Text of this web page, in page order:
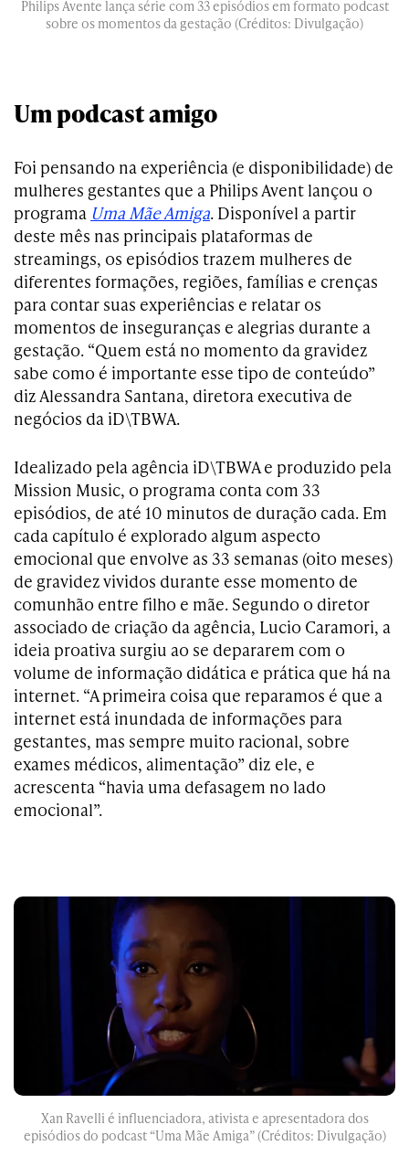
Philips Avente lança série com 33 episódios em formato podcast
sobre os momentos da gestação (Créditos: Divulgação)
Um podcast amigo
Foi pensando na experiência (e disponibilidade) de
mulheres gestantes que a Philips Avent lançou o
programa Uma Mãe Amiga. Disponível a partir
deste mês nas principais plataformas de
streamings, os episódios trazem mulheres de
diferentes formações, regiões, famílias e crenças
para contar suas experiências e relatar os
momentos de inseguranças e alegrias durante a
gestação. “Quem está no momento da gravidez
sabe como é importante esse tipo de conteúdo”
diz Alessandra Santana, diretora executiva de
negócios da iD\TBWA.
Idealizado pela agência iD\TBWA e produzido pela
Mission Music, o programa conta com 33
episódios, de até 10 minutos de duração cada. Em
cada capítulo é explorado algum aspecto
emocional que envolve as 33 semanas (oito meses)
de gravidez vividos durante esse momento de
comunhão entre filho e mãe. Segundo o diretor
associado de criação da agência, Lucio Caramori, a
ideia proativa surgiu ao se depararem com o
volume de informação didática e prática que há na
internet. “A primeira coisa que reparamos é que a
internet está inundada de informações para
gestantes, mas sempre muito racional, sobre
exames médicos, alimentação” diz ele, e
acrescenta “havia uma defasagem no lado
emocional”.
Xan Ravelli é influenciadora, ativista e apresentadora dos
episódios do podcast “Uma Mãe Amiga” (Créditos: Divulgação)